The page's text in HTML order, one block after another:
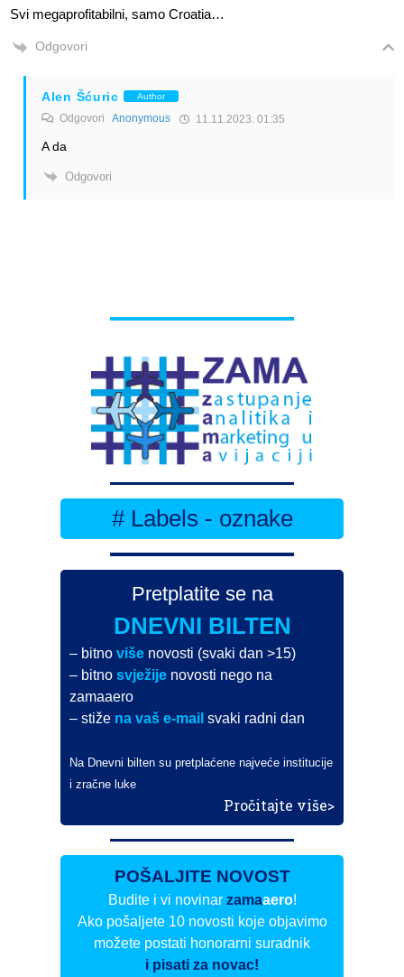
Svi megaprofitabilni, samo Croatia…
Odgovori
Alen Šćuric Author
Odgovori Anonymous 11.11.2023. 01:35
A da
Odgovori
# Labels - oznake
Pretplatite se na
DNEVNI BILTEN
– bitnoviše novosti (svaki dan >15)
– bitnosvježije novosti nego na
zamaaero
– stiže na vaš e-mail svaki radni dan
Na Dnevni bilten su pretplaćene najveće institucije
i zračne luke
Pročitajte više>
POŠALJITE NOVOST
Budite i vi novinar zamaaero!
Ako pošaljete 10 novosti koje objavimo
možete postati honorarni suradnik
i pisati za novac!